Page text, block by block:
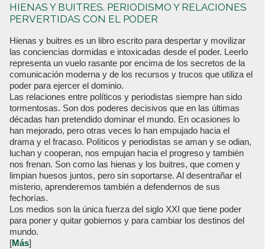
HIENAS Y BUITRES. PERIODISMO Y RELACIONES
PERVERTIDAS CON EL PODER
Hienas y buitres es un libro escrito para despertar y movilizar
las conciencias dormidas e intoxicadas desde el poder. Leerlo
representa un vuelo rasante por encima de los secretos de la
comunicación moderna y de los recursos y trucos que utiliza el
poder para ejercer el dominio.
Las relaciones entre políticos y periodistas siempre han sido
tormentosas. Son dos poderes decisivos que en las últimas
décadas han pretendido dominar el mundo. En ocasiones lo
han mejorado, pero otras veces lo han empujado hacia el
drama y el fracaso. Políticos y periodistas se aman y se odian,
luchan y cooperan, nos empujan hacia el progreso y también
nos frenan. Son como las hienas y los buitres, que comen y
limpian huesos juntos, pero sin soportarse. Al desentrañar el
misterio, aprenderemos también a defendernos de sus
fechorías.
Los medios son la única fuerza del siglo XXI que tiene poder
para poner y quitar gobiernos y para cambiar los destinos del
mundo.
[Más]